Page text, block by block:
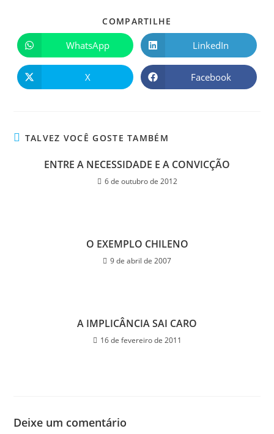
COMPARTILHE
WhatsApp LinkedIn
X Facebook
TALVEZ VOCÊ GOSTE TAMBÉM
ENTRE A NECESSIDADE E A CONVICÇÃO
6 de outubro de 2012
O EXEMPLO CHILENO
9 de abril de 2007
A IMPLICÂNCIA SAI CARO
16 de fevereiro de 2011
Deixe um comentário